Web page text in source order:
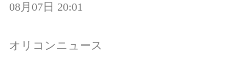
08月07日 20:01
オリコンニュース